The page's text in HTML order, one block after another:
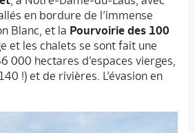
en bordure de l’immense
Blanc, et la Pourvoirie des 100
et les chalets se sont fait une
000 hectares d’espaces vierges,
!) et de rivières. L’évasion en